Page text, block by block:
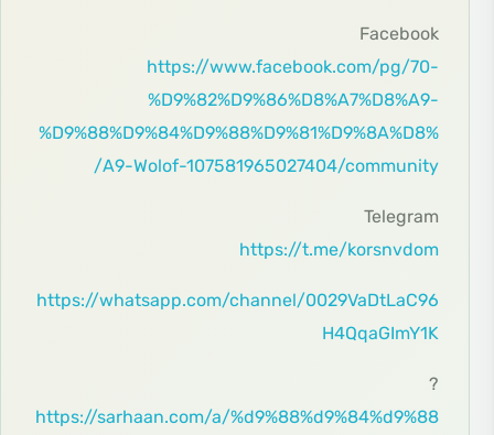
Facebook
https://www.facebook.com/pg/70-
%D9%82%D9%86%D8%A7%D8%A9-
%D9%88%D9%84%D9%88%D9%81%D9%8A%D8%
A9-Wolof-107581965027404/community/
Telegram
https://t.me/korsnvdom
https://whatsapp.com/channel/0029VaDtLaC96
H4QqaGImY1K
?
https://sarhaan.com/a/%d9%88%d9%84%d9%88